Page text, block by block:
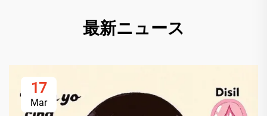
最新ニュース
17
Mar